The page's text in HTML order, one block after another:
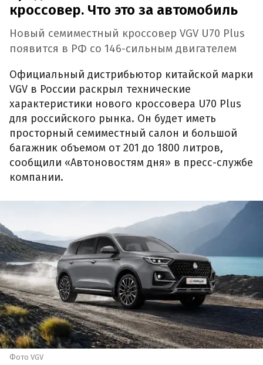
кроссовер. Что это за автомобиль
Новый семиместный кроссовер VGV U70 Plus
появится в РФ со 146-сильным двигателем
Официальный дистрибьютор китайской марки
VGV в России раскрыл технические
характеристики нового кроссовера U70 Plus
для российского рынка. Он будет иметь
просторный семиместный салон и большой
багажник объемом от 201 до 1800 литров,
сообщили «Автоновостям дня» в пресс-службе
компании.
Фото VGV